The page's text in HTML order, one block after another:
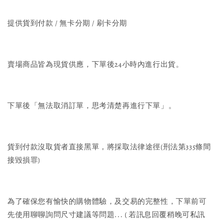
提供貨到付款 / 無卡分期 / 刷卡分期
賣場商品皆為現貨供應，下單後24小時內進行出貨。
下單後「無法取消訂單，思考清楚再進行下單」。
貨到付款沒取貨者直接黑單，將採取法律途徑(刑法第335條間
接毀損罪)
為了確保您有愉快的購物體驗，及交易的完整性，下單前可
先使用聊聊詢問尺寸建議等問題... ( 若訊息回覆稍晚可私訊